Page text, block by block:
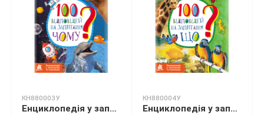
КН880003У
Енциклопедія у запитаннях та відповідях. 100 відповідей на запитання "ЧОМУ"?
КН880004У
Енциклопедія у запитаннях та відповідях. 100 відповідей на запитання "ЩО"?